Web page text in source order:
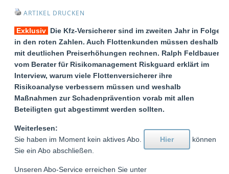
ARTIKEL DRUCKEN
Exklusiv Die Kfz-Versicherer sind im zweiten Jahr in Folge
in den roten Zahlen. Auch Flottenkunden müssen deshalb
mit deutlichen Preiserhöhungen rechnen. Ralph Feldbauer
vom Berater für Risikomanagement Riskguard erklärt im
Interview, warum viele Flottenversicherer ihre
Risikoanalyse verbessern müssen und weshalb
Maßnahmen zur Schadenprävention vorab mit allen
Beteiligten gut abgestimmt werden sollten.
Weiterlesen:
Sie haben im Moment kein aktives Abo.
Hier
können
Sie ein Abo abschließen.
Unseren Abo-Service erreichen Sie unter